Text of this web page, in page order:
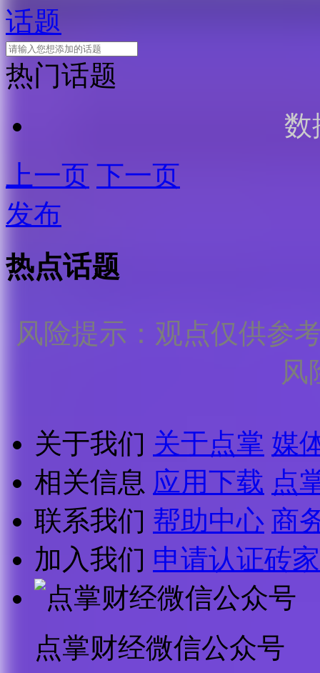
话题
热门话题
数
上一页 下一页
发布
热点话题
风险提示：观点仅供参
风
关于我们 关于点掌 媒
相关信息 应用下载 点
联系我们 帮助中心 商
加入我们 申请认证砖家
点掌财经微信公众号